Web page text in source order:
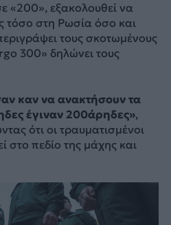
«200», εξακολουθεί να
τόσο στη Ρωσία όσο και
τους σκοτωμένους
300» δηλώνει τους
καν να ανακτήσουν τα
έγιναν 200άρηδες»,
ότι οι τραυματισμένοι
στο πεδίο της μάχης και